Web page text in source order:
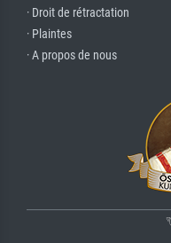
· Droit de rétractation
· Plaintes
· A propos de nous